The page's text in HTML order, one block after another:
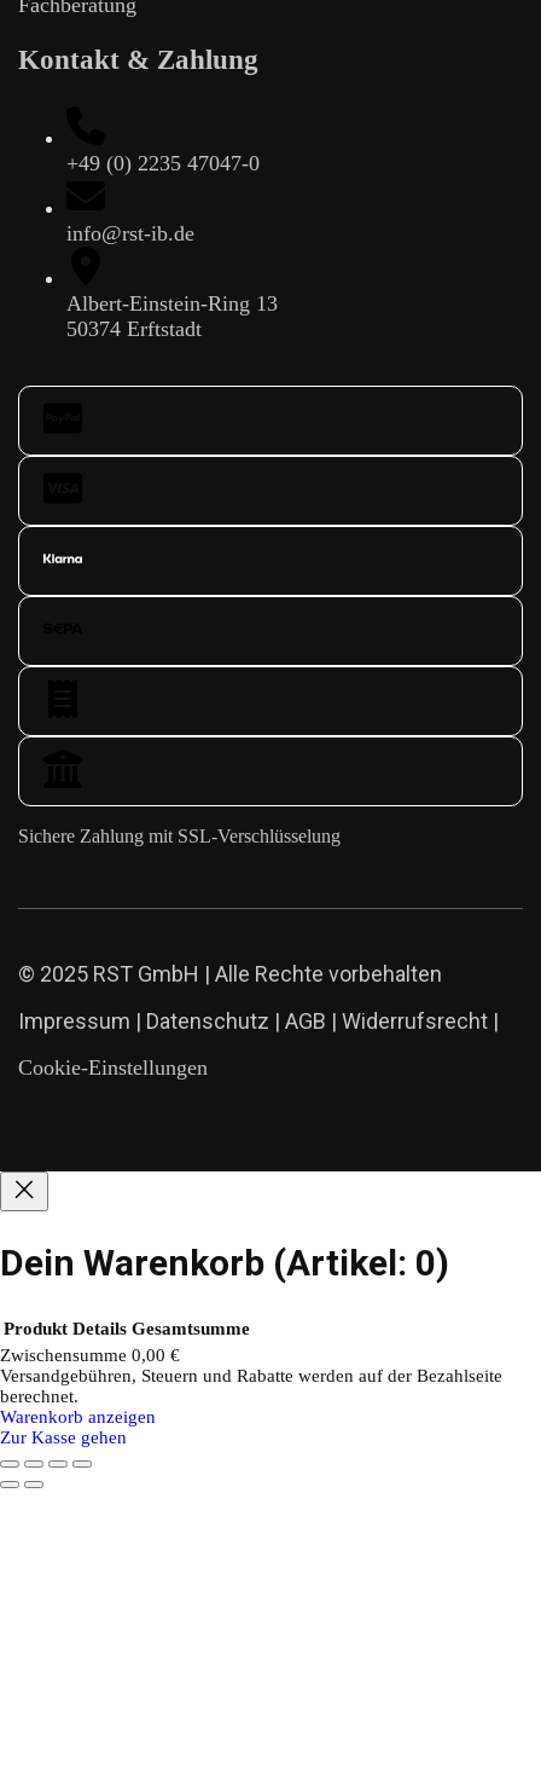
Kontakt & Zahlung
+49 (0) 2235 47047-0
info@rst-ib.de
Albert-Einstein-Ring 13
50374 Erftstadt
Sichere Zahlung mit SSL-Verschlüsselung
© 2025 RST GmbH | Alle Rechte vorbehalten
Impressum | Datenschutz | AGB | Widerrufsrecht |
Cookie-Einstellungen
Dein Warenkorb (Artikel: 0)
Produkte
im
Warenkorb
Produkt Details Gesamtsumme
Zwischensumme 0,00 €
Versandgebühren, Steuern und Rabatte werden auf der Bezahlseite
berechnet.
Warenkorb anzeigen
Zur Kasse gehen